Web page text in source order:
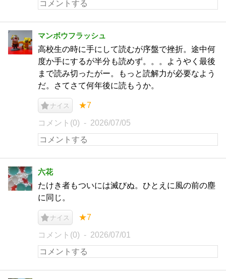
マンボウフラッシュ
高校生の時に手にして読むが序盤で挫折。途中何
度か手にするが半分も読めず。。。ようやく最後
まで読み切ったがー。もっと読解力が必要なよう
だ。さてさて何年後に読もうか。
ナイス ★7
コメント(0) 2026/07/05
六花
たけき者もついには滅びぬ。ひとえに風の前の塵
に同じ。
ナイス ★7
コメント(0) 2026/07/01